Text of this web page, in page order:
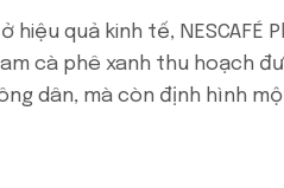
hiệu quả kinh tế,
cà phê xanh thu hoạch
dân, mà còn định hình